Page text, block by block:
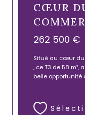
CŒUR
262 500 €
Situé au cœur du
, ce T3 de 58 m²,
belle opportunité